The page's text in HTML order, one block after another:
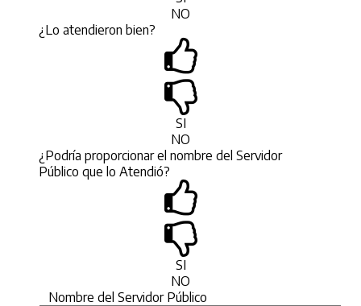
NO
¿Lo atendieron bien?
SI
NO
¿Podría proporcionar el nombre del Servidor
Público que lo Atendió?
SI
NO
Nombre del Servidor Público